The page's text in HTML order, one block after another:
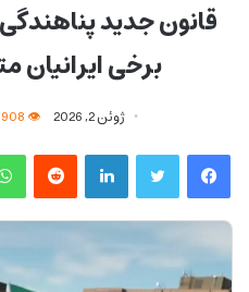
قانون جدید پناهندگی
برخی ایرانیان
ژوئن 2, 2026
فیس بوک توییتر لینکدین